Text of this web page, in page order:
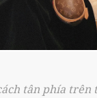
tân phía trên